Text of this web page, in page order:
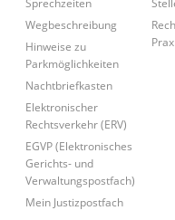
Sprechzeiten
Wegbeschreibung
Hinweise zu
Parkmöglichkeiten
Nachtbriefkasten
Elektronischer
Rechtsverkehr (ERV)
EGVP (Elektronisches
Gerichts- und
Verwaltungspostfach)
Mein Justizpostfach